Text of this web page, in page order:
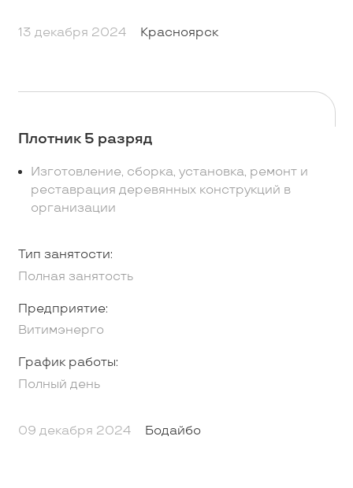
13 декабря 2024 Красноярск
Плотник 5 разряд
Изготовление, сборка, установка, ремонт и
реставрация деревянных конструкций в
организации
Тип занятости:
Полная занятость
Предприятие:
Витимэнерго
График работы:
Полный день
09 декабря 2024 Бодайбо